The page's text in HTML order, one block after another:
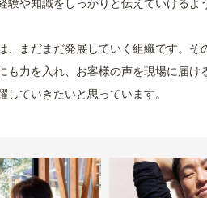
験や知識をしっかりと伝えていけるよ
、まだまだ発展していく組織です。そ
も力を入れ、お客様の声を現場に届け
していきたいと思っています。